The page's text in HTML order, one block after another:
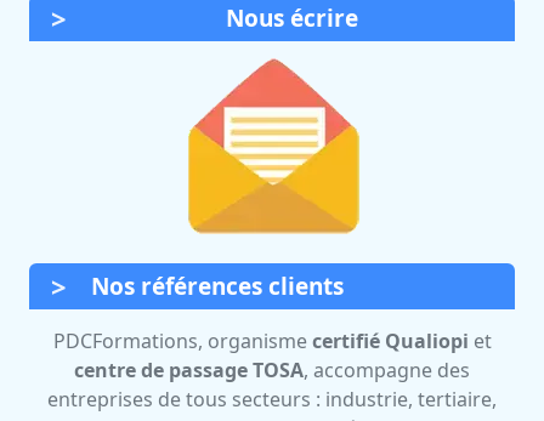
Nous écrire
Nos références clients
PDCFormations, organismecertifié Qualiopi et
centre de passage TOSA, accompagne des
entreprises de tous secteurs : industrie, tertiaire,